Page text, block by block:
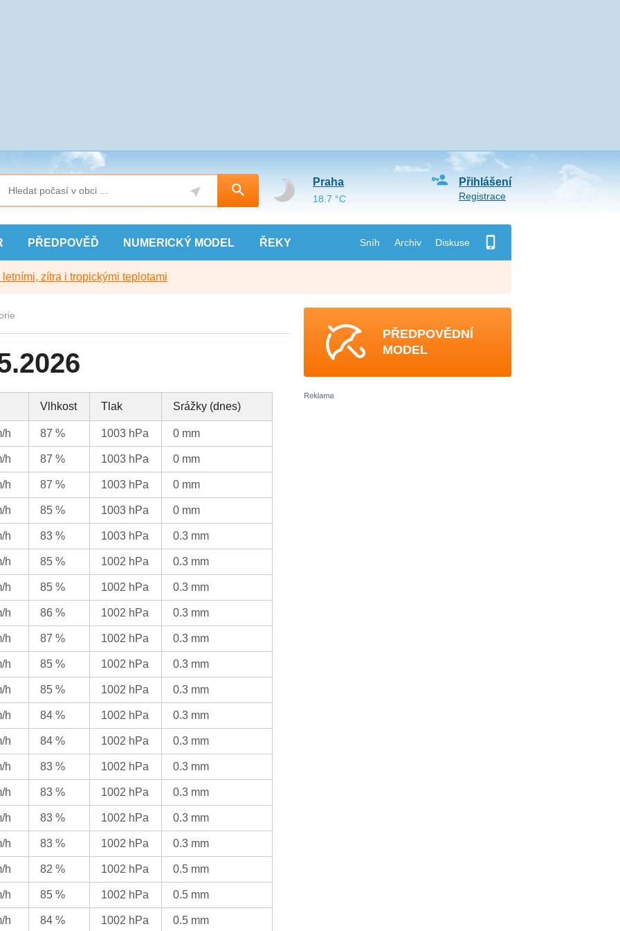
PŘEDPOVĚĎ NUMERICKÝ MODEL ŘEKY Sníh Archiv Diskuse
Přihlášení
Registrace
Praha
18.7 °C
zítra i tropickými teplotami
Vlhkost Tlak Srážky (dnes)
h 87 % 1003 hPa 0 mm
h 87 % 1003 hPa 0 mm
h 87 % 1003 hPa 0 mm
h 85 % 1003 hPa 0 mm
h 83 % 1003 hPa 0.3 mm
h 85 % 1002 hPa 0.3 mm
h 85 % 1002 hPa 0.3 mm
h 86 % 1002 hPa 0.3 mm
h 87 % 1002 hPa 0.3 mm
h 85 % 1002 hPa 0.3 mm
h 85 % 1002 hPa 0.3 mm
h 84 % 1002 hPa 0.3 mm
h 84 % 1002 hPa 0.3 mm
h 83 % 1002 hPa 0.3 mm
h 83 % 1002 hPa 0.3 mm
h 83 % 1002 hPa 0.3 mm
h 83 % 1002 hPa 0.3 mm
h 82 % 1002 hPa 0.5 mm
h 85 % 1002 hPa 0.5 mm
h 84 % 1002 hPa 0.5 mm
PŘEDPOVĚDNÍ
MODEL